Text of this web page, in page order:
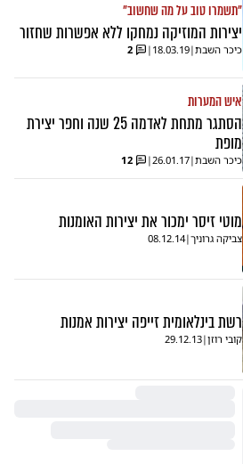
"תשמרו טוב על מה שחשוב"
יצירות המוזיקה נמחקו ללא אפשרות שחזור
כיכר השבת|
18.03.19
|
2
איש המערות
הסתגר מתחת לאדמה 25 שנה וחפר יצירת
מופת
כיכר השבת|
26.01.17
|
12
מוטי זיסר ימכור את יצירות האומנות
צביקה גרוניך|
08.12.14
רשת בינלאומית זייפה יצירות אמנות
קובי רוזן|
29.12.13